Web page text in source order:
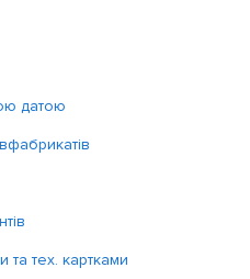
датою
та тех. картками